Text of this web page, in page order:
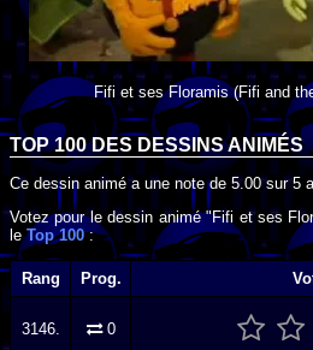
Fifi et ses Floramis(Fifi and
TOP 100 DES DESSINS ANIMÉS
Ce dessin animé a une note de 5.00sur5
Votez pour le dessin animé "Fifi et ses
leTop 100:
Rang Prog.
3146. 0